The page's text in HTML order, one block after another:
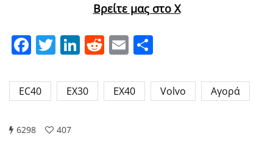
Βρείτε μας στο X
Facebook
Twitter
LinkedIn
Reddit
Email
EC40 EX30 EX40 Volvo Αγορά
6298 407